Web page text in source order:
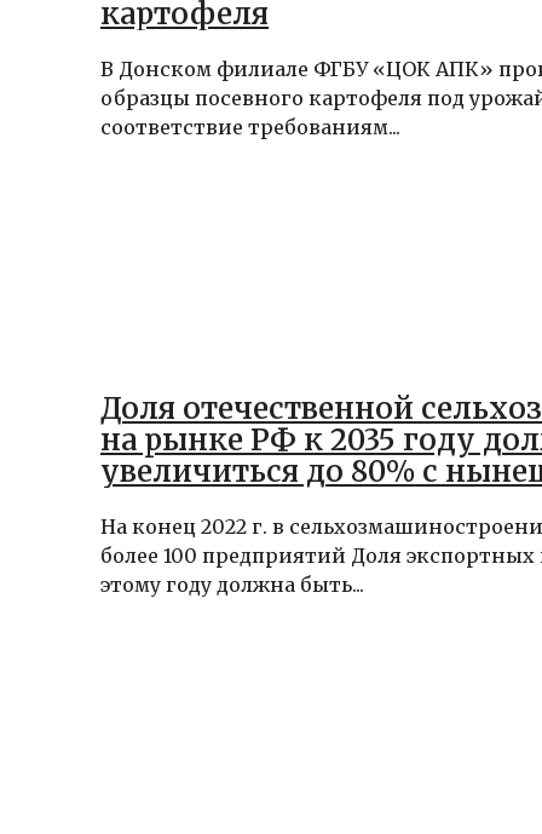
картофеля
В Донском филиале ФГБУ «ЦОК АПК»
образцы посевного картофеля под
соответствие требованиям...
Доля отечественной
на рынке РФ к 2035 году
увеличиться до 80% с
На конец 2022 г. в
более 100 предприятий Доля экспортных
этому году должна быть...